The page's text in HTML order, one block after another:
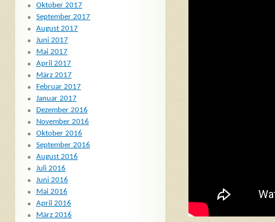
Oktober 2017
September 2017
August 2017
Juni 2017
Mai 2017
April 2017
März 2017
Februar 2017
Januar 2017
Dezember 2016
November 2016
Oktober 2016
September 2016
August 2016
Juli 2016
Juni 2016
Mai 2016
April 2016
März 2016